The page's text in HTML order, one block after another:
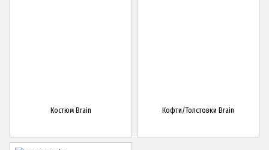
Костюм Brain Кофти/Толстовки Brain